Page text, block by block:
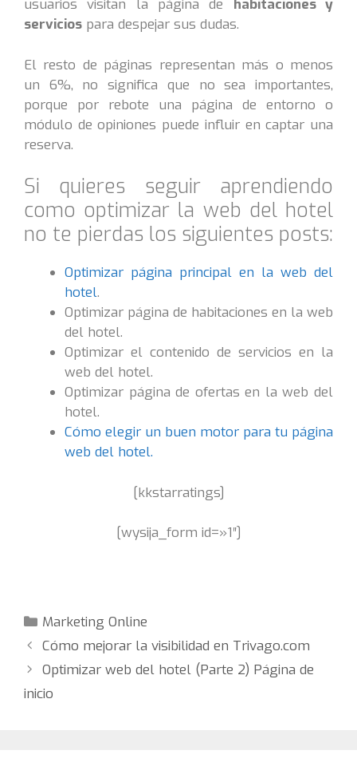
usuarios visitan la página de habitaciones y
servicios para despejar sus dudas.
El resto de páginas representan más o menos
un 6%, no significa que no sea importantes,
porque por rebote una página de entorno o
módulo de opiniones puede influir en captar una
reserva.
Si quieres seguir aprendiendo
como optimizar la web del hotel
no te pierdas los siguientes posts:
Optimizar página principal en la web del
hotel.
Optimizar página de habitaciones en la web
del hotel.
Optimizar el contenido de servicios en la
web del hotel.
Optimizar página de ofertas en la web del
hotel.
Cómo elegir un buen motor para tu página
web del hotel.
[kkstarratings]
[wysija_form id=»1″]
Categorías
Marketing Online
Cómo mejorar la visibilidad en Trivago.com
Optimizar web del hotel (Parte 2) Página de
inicio